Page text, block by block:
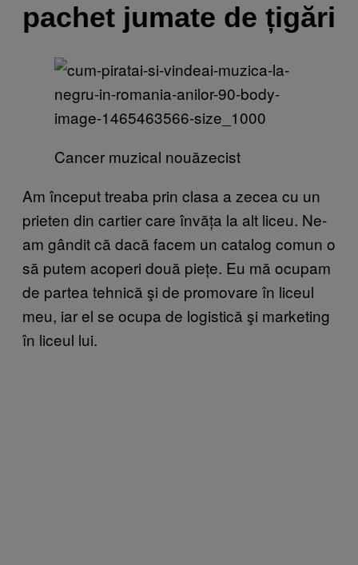
pachet jumate de țigări
Cancer muzical nouăzecist
Am început treaba prin clasa a zecea cu un
prieten din cartier care învăța la alt liceu. Ne-
am gândit că dacă facem un catalog comun o
să putem acoperi două piețe. Eu mă ocupam
de partea tehnică şi de promovare în liceul
meu, iar el se ocupa de logistică şi marketing
în liceul lui.